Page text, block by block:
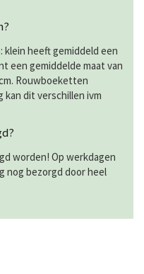
heeft gemiddeld een
een gemiddelde maat van
Rouwboeketten
kan dit verschillen ivm
worden! Op werkdagen
nog bezorgd door heel